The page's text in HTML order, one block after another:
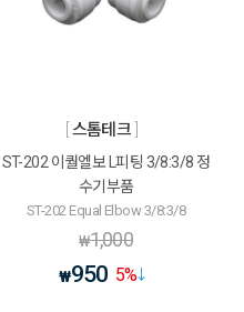
스톰테크
ST-202 이퀄엘보 L피팅 3/8:3/8 정
수기부품
ST-202 Equal Elbow 3/8:3/8
₩1,000
₩950 5%